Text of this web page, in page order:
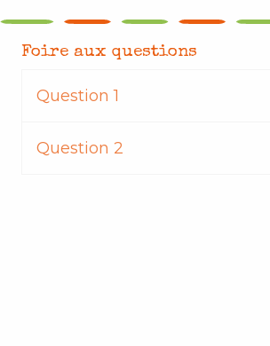
Foire aux questions
Question 1
Question 2